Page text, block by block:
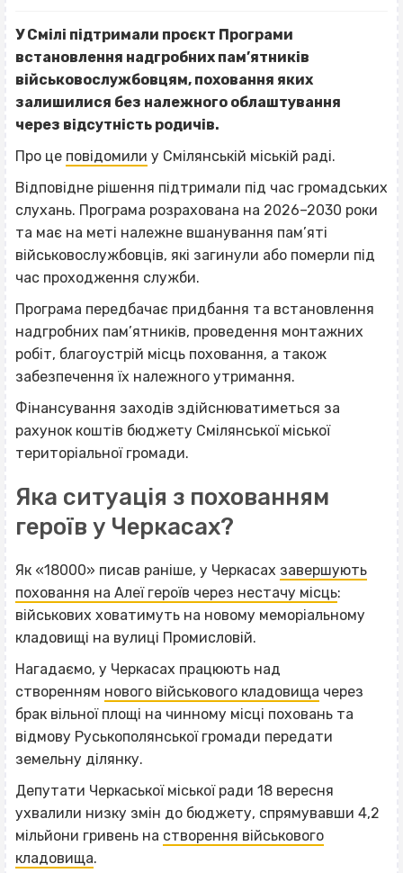
У Смілі підтримали проєкт Програми
встановлення надгробних пам’ятників
військовослужбовцям, поховання яких
залишилися без належного облаштування
через відсутність родичів.
Про це повідомили у Смілянській міській раді.
Відповідне рішення підтримали під час громадських
слухань. Програма розрахована на 2026–2030 роки
та має на меті належне вшанування пам’яті
військовослужбовців, які загинули або померли під
час проходження служби.
Програма передбачає придбання та встановлення
надгробних пам’ятників, проведення монтажних
робіт, благоустрій місць поховання, а також
забезпечення їх належного утримання.
Фінансування заходів здійснюватиметься за
рахунок коштів бюджету Смілянської міської
територіальної громади.
Яка ситуація з похованням
героїв у Черкасах?
Як «18000» писав раніше, у Черкасах завершують
поховання на Алеї героїв через нестачу місць:
військових ховатимуть на новому меморіальному
кладовищі на вулиці Промисловій.
Нагадаємо, у Черкасах працюють над
створенням нового військового кладовища через
брак вільної площі на чинному місці поховань та
відмову Руськополянської громади передати
земельну ділянку.
Депутати Черкаської міської ради 18 вересня
ухвалили низку змін до бюджету, спрямувавши 4,2
мільйони гривень на створення військового
кладовища.